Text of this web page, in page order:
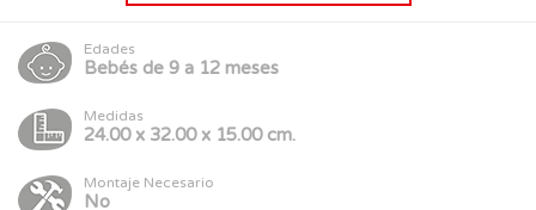
Edades
Bebés de 9 a 12 meses
Medidas
24.00 x 32.00 x 15.00 cm.
Montaje Necesario
No